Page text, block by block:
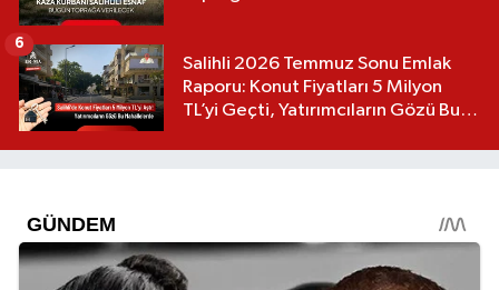
Salihli 2026 Temmuz Sonu Emlak
Raporu: Konut Fiyatları 5 Milyon
TL’yi Geçti, Yatırımcıların Gözü Bu
6